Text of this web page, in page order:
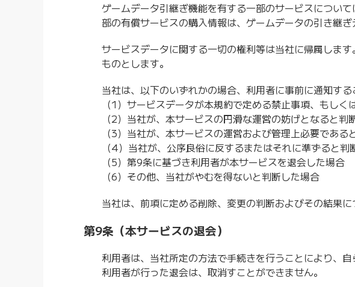
ゲームデータ引継ぎ機能を有する一部のサービスについ
部の有償サービスの購入情報は、ゲームデータの引き継
サービスデータに関する一切の権利等は当社に帰属しま
ものとします。
当社は、以下のいずれかの場合、利用者に事前に通知す
（1）サービスデータが本規約で定める禁止事項、もし
（2）当社が、本サービスの円滑な運営の妨げとなると判
（3）当社が、本サービスの運営および管理上必要である
（4）当社が、公序良俗に反するまたはそれに準ずると判
（5）第9条に基づき利用者が本サービスを退会した場合
（6）その他、当社がやむを得ないと判断した場合
当社は、前項に定める削除、変更の判断およびその結果
第9条（本サービスの退会）
利用者は、当社所定の方法で手続きを行うことにより、
利用者が行った退会は、取消すことができません。